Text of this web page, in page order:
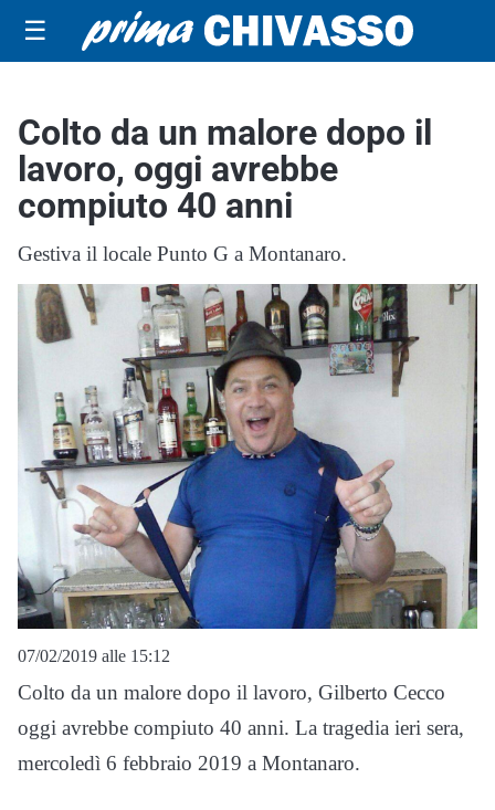
☰
Colto da un malore dopo il
lavoro, oggi avrebbe
compiuto 40 anni
Gestiva il locale Punto G a Montanaro.
07/02/2019 alle 15:12
Colto da un malore dopo il lavoro, Gilberto Cecco
oggi avrebbe compiuto 40 anni. La tragedia ieri sera,
mercoledì 6 febbraio 2019 a Montanaro.